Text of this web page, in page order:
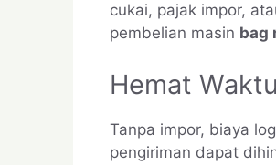
cukai, pajak impor,
pembelian masin bag
Hemat
Tanpa impor, biaya
pengiriman dapat